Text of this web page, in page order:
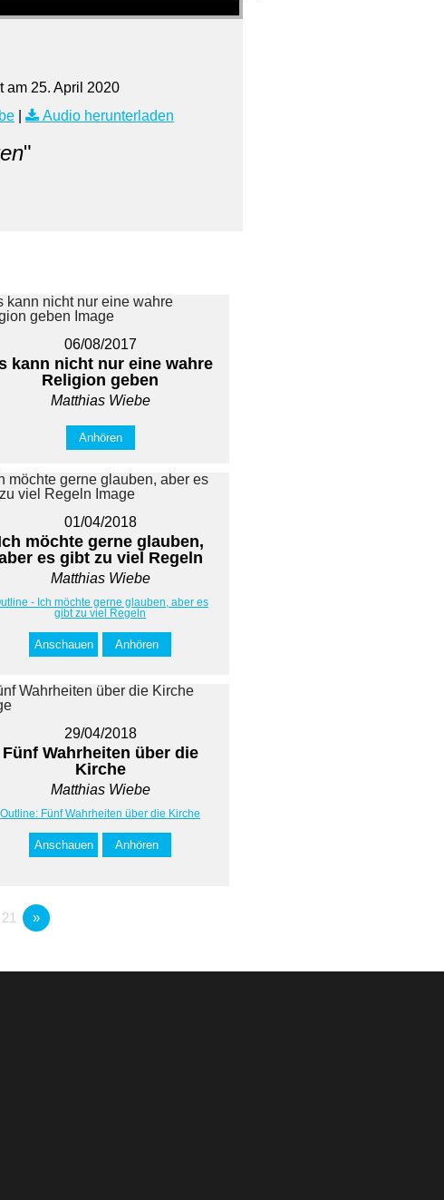
am 25. April 2020
Audio herunterladen
"
06/08/2017
kann nicht nur eine wahre
Religion geben
Matthias Wiebe
Anhören
01/04/2018
möchte gerne glauben,
es gibt zu viel Regeln
Matthias Wiebe
- Ich möchte gerne glauben, aber es
gibt zu viel Regeln
Anschauen Anhören
29/04/2018
Fünf Wahrheiten über die
Kirche
Matthias Wiebe
Outline: Fünf Wahrheiten über die Kirche
Anschauen Anhören
»